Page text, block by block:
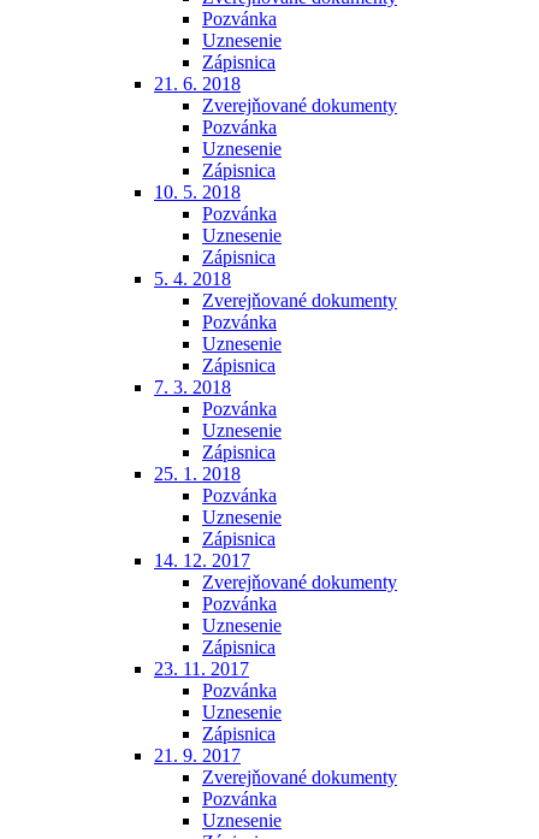
Pozvánka
Uznesenie
Zápisnica
21. 6. 2018
Zverejňované dokumenty
Pozvánka
Uznesenie
Zápisnica
10. 5. 2018
Pozvánka
Uznesenie
Zápisnica
5. 4. 2018
Zverejňované dokumenty
Pozvánka
Uznesenie
Zápisnica
7. 3. 2018
Pozvánka
Uznesenie
Zápisnica
25. 1. 2018
Pozvánka
Uznesenie
Zápisnica
14. 12. 2017
Zverejňované dokumenty
Pozvánka
Uznesenie
Zápisnica
23. 11. 2017
Pozvánka
Uznesenie
Zápisnica
21. 9. 2017
Zverejňované dokumenty
Pozvánka
Uznesenie